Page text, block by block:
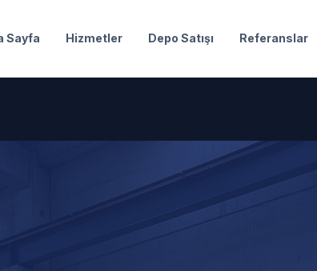
Sayfa Hizmetler Depo Satışı Referanslar
Montajı